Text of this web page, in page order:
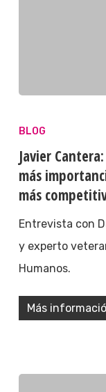
BLOG
Javier
más
más
Entrevista con
y experto
Humanos.
Más